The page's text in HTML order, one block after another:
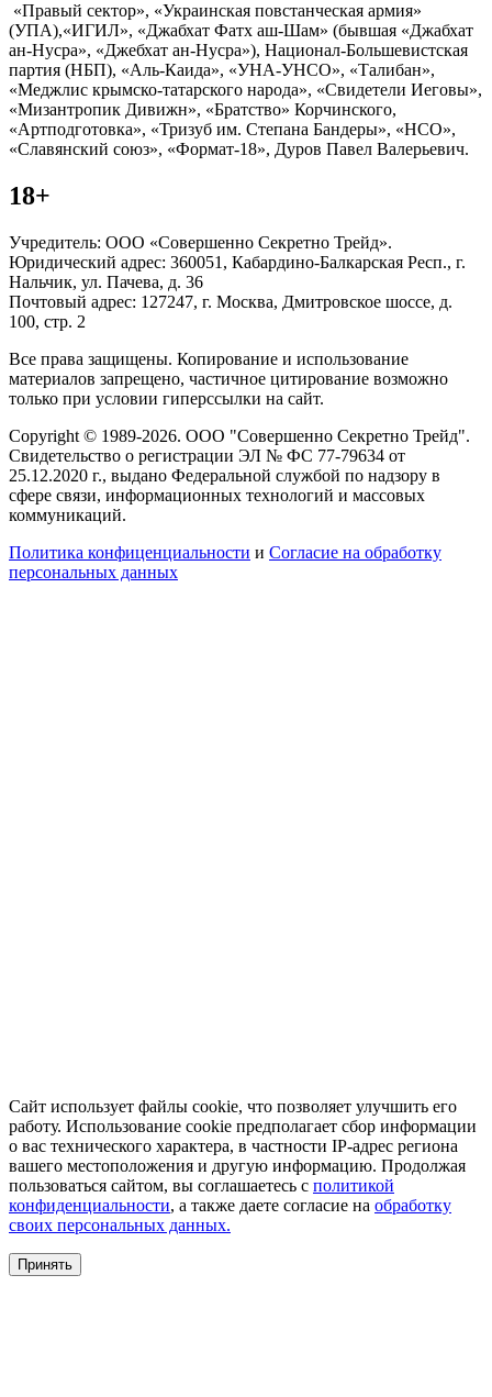
«Правый сектор», «Украинская повстанческая армия»
(УПА),«ИГИЛ», «Джабхат Фатх аш-Шам» (бывшая «Джабхат
ан-Нусра», «Джебхат ан-Нусра»), Национал-Большевистская
партия (НБП), «Аль-Каида», «УНА-УНСО», «Талибан»,
«Меджлис крымско-татарского народа», «Свидетели Иеговы»,
«Мизантропик Дивижн», «Братство» Корчинского,
«Артподготовка», «Тризуб им. Степана Бандеры», «НСО»,
«Славянский союз», «Формат-18», Дуров Павел Валерьевич.
18+
Учредитель: ООО «Совершенно Секретно Трейд».
Юридический адрес: 360051, Кабардино-Балкарская Респ., г.
Нальчик, ул. Пачева, д. 36
Почтовый адрес: 127247, г. Москва, Дмитровское шоссе, д.
100, стр. 2
Все права защищены. Копирование и использование
материалов запрещено, частичное цитирование возможно
только при условии гиперссылки на сайт.
Copyright © 1989-2026. ООО "Совершенно Секретно Трейд".
Свидетельство о регистрации ЭЛ № ФС 77-79634 от
25.12.2020 г., выдано Федеральной службой по надзору в
сфере связи, информационных технологий и массовых
коммуникаций.
Политика конфиценциальности и Согласие на обработку
персональных данных
Сайт использует файлы cookie, что позволяет улучшить его
работу. Использование cookie предполагает сбор информации
о вас технического характера, в частности IP-адрес региона
вашего местоположения и другую информацию. Продолжая
пользоваться сайтом, вы соглашаетесь с политикой
конфиденциальности, а также даете согласие на обработку
своих персональных данных.
Принять